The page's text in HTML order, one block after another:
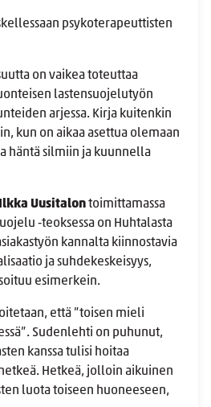
psykoterapeuttisten
on vaikea toteuttaa
lastensuojelutyön
arjessa. Kirja kuitenkin
kun on aikaa asettua olemaan
häntä silmiin ja kuunnella
Ilkka Uusitalontoimittamassa
‑teoksessa on Huhtalasta
kannalta kiinnostavia
ja suhdekeskeisyys,
esimerkein.
että ”toisen mieli
Sudenlehti on puhunut,
kanssa tulisi hoitaa
Hetkeä, jolloin aikuinen
luota toiseen huoneeseen,